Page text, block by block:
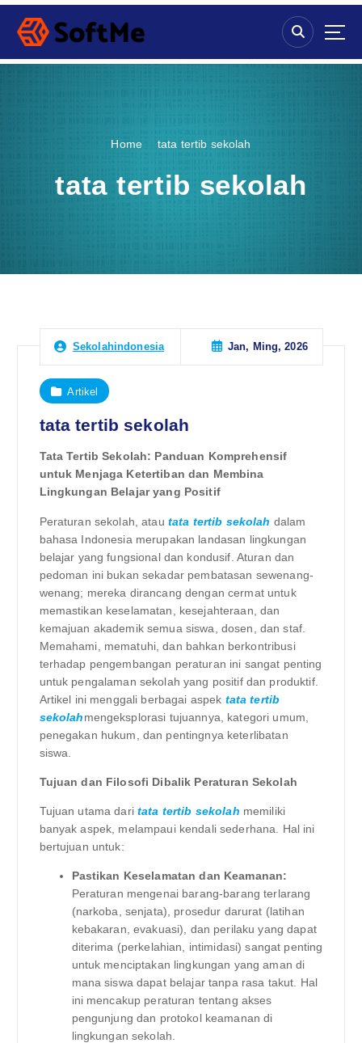
S
p
Home tata tertib sekolah
tata tertib sekolah
Sekolahindonesia Jan, Ming, 2026
Artikel
tata tertib sekolah
Tata Tertib Sekolah: Panduan Komprehensif
untuk Menjaga Ketertiban dan Membina
Lingkungan Belajar yang Positif
Peraturan sekolah, atau tata tertib sekolah dalam
bahasa Indonesia merupakan landasan lingkungan
belajar yang fungsional dan kondusif. Aturan dan
pedoman ini bukan sekadar pembatasan sewenang-
wenang; mereka dirancang dengan cermat untuk
memastikan keselamatan, kesejahteraan, dan
kemajuan akademik semua siswa, dosen, dan staf.
Memahami, mematuhi, dan bahkan berkontribusi
terhadap pengembangan peraturan ini sangat penting
untuk pengalaman sekolah yang positif dan produktif.
Artikel ini menggali berbagai aspek tata tertib
sekolahmengeksplorasi tujuannya, kategori umum,
penegakan hukum, dan pentingnya keterlibatan
siswa.
Tujuan dan Filosofi Dibalik Peraturan Sekolah
Tujuan utama daritata tertib sekolah memiliki
banyak aspek, melampaui kendali sederhana. Hal ini
bertujuan untuk:
Pastikan Keselamatan dan Keamanan:
Peraturan mengenai barang-barang terlarang
(narkoba, senjata), prosedur darurat (latihan
kebakaran, evakuasi), dan perilaku yang dapat
diterima (perkelahian, intimidasi) sangat penting
untuk menciptakan lingkungan yang aman di
mana siswa dapat belajar tanpa rasa takut. Hal
ini mencakup peraturan tentang akses
pengunjung dan protokol keamanan di
lingkungan sekolah.